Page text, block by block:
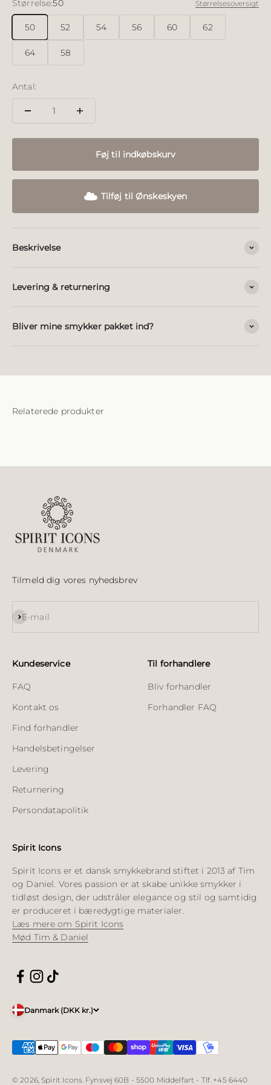
Størrelse:50 Størrelsesoversigt
50 52 54 56 60 62
64 58
Antal:
Føj til indkøbskurv
Tilføj til Ønskeskyen
Beskrivelse
Levering & returnering
Bliver mine smykker pakket ind?
Tilmeld dig vores nyhedsbrev
E-mail
Abonnér
Kundeservice
FAQ
Kontakt os
Find forhandler
Handelsbetingelser
Levering
Returnering
Persondatapolitik
Til forhandlere
Bliv forhandler
Forhandler FAQ
Spirit Icons
Spirit Icons er et dansk smykkebrand stiftet i 2013 af Tim
og Daniel. Vores passion er at skabe unikke smykker i
tidløst design, der udstråler elegance og stil og samtidig
er produceret i bæredygtige materialer.
Læs mere om Spirit Icons
Mød Tim & Daniel
Danmark (DKK kr.)
© 2026, Spirit Icons. Fynsvej 60B - 5500 Middelfart - Tlf. +45 6440